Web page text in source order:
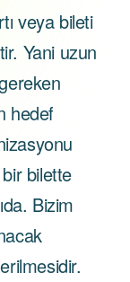
veya bileti
Yani uzun
hedef
bilette
Bizim